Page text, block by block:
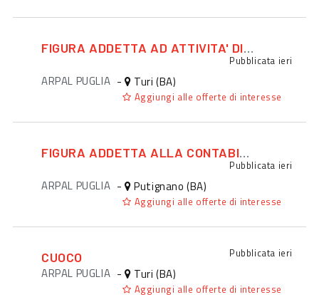
FIGURA ADDETTA AD ATTIVITA' DI PROMOZIONE ED EVENTI
Pubblicata ieri
ARPAL PUGLIA - Turi (BA)
Aggiungi alle offerte di interesse
FIGURA ADDETTA ALLA CONTABILITA'
Pubblicata ieri
ARPAL PUGLIA - Putignano (BA)
Aggiungi alle offerte di interesse
CUOCO Pubblicata ieri
ARPAL PUGLIA - Turi (BA)
Aggiungi alle offerte di interesse